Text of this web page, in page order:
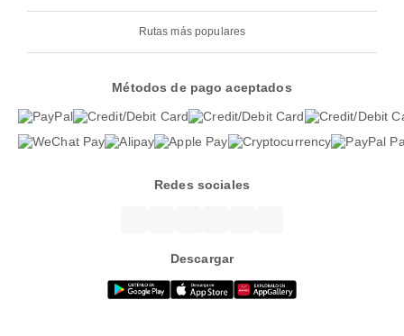
Rutas más populares
Métodos de pago aceptados
Redes sociales
Descargar